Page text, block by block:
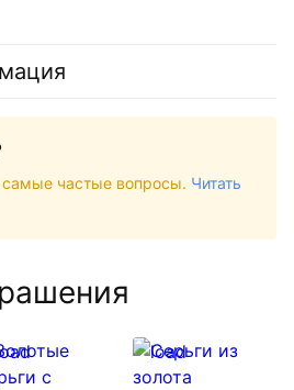
частые вопросы. Читать